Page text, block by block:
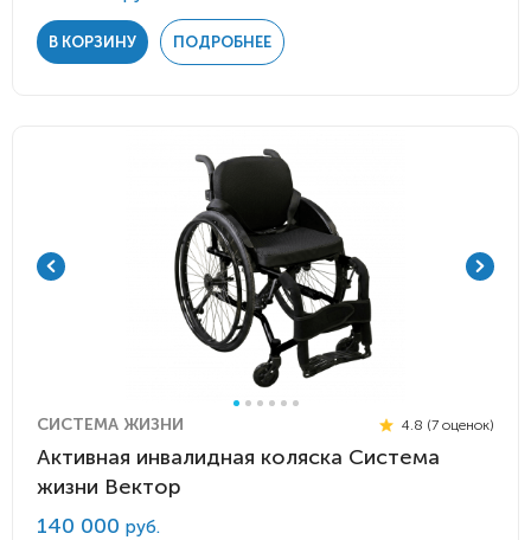
В КОРЗИНУ ПОДРОБНЕЕ
СИСТЕМА ЖИЗНИ 4.8 (7 оценок)
Активная инвалидная коляска Система
жизни Вектор
140 000 руб.